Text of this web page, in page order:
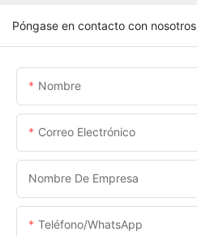
Póngase en contacto con nosotros
Nombre
Correo Electrónico
Nombre De Empresa
Teléfono/WhatsApp